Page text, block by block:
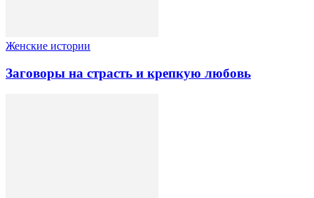
Женские истории
Заговоры на страсть и крепкую любовь